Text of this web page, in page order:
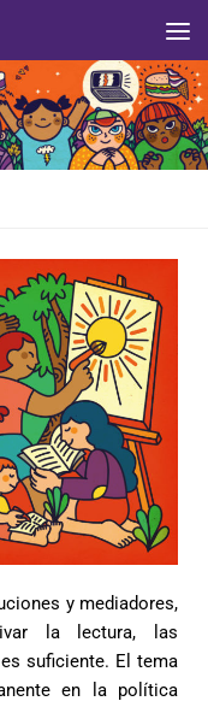
y mediadores,
la lectura, las
suficiente. El tema
en la política